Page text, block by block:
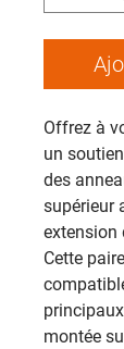
Offrez à
un
des
supérieur
extension
Cette
montée